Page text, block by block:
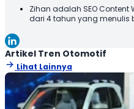
Zihan adalah SEO
dari 4 tahun yang menulis
oleh pembaca. Melalui
memberikan informasi
Membaca!
Artikel Tren Otomotif
Lihat Lainnya